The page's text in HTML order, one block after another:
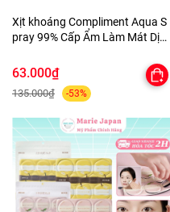
Xịt khoáng Compliment Aqua S
pray 99% Cấp Ẩm Làm Mát Dịu
63.000₫
135.000₫ -53%